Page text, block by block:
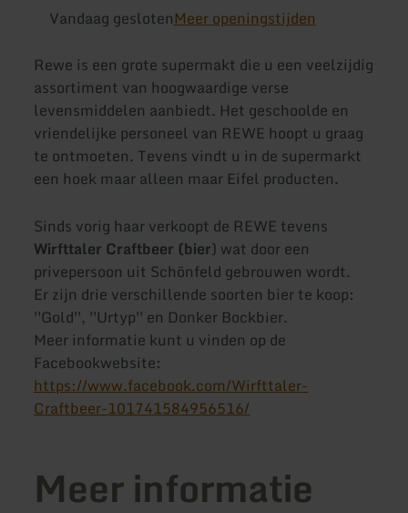
Vandaag geslotenMeer openingstijden
Rewe is een grote supermakt die u een veelzijdig
assortiment van hoogwaardige verse
levensmiddelen aanbiedt. Het geschoolde en
vriendelijke personeel van REWE hoopt u graag
te ontmoeten. Tevens vindt u in de supermarkt
een hoek maar alleen maar Eifel producten.
Sinds vorig haar verkoopt de REWE tevens
Wirfttaler Craftbeer (bier) wat door een
privepersoon uit Schönfeld gebrouwen wordt.
Er zijn drie verschillende soorten bier te koop:
''Gold'', ''Urtyp'' en Donker Bockbier.
Meer informatie kunt u vinden op de
Facebookwebsite:
https://www.facebook.com/Wirfttaler-
Craftbeer-101741584956516/
Meer informatie